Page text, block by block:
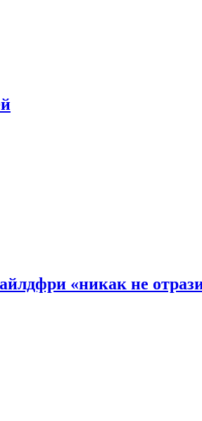
«никак не